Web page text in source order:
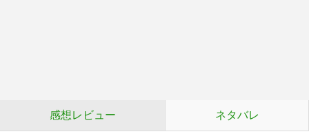
感想レビュー ネタバレ